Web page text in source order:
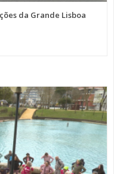
da Grande Lisboa